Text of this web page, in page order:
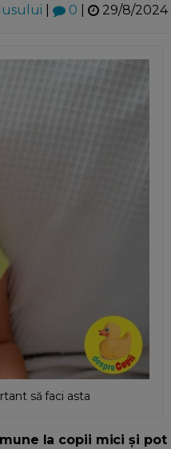
0 29/8/2024
să faci asta
la copii mici și pot